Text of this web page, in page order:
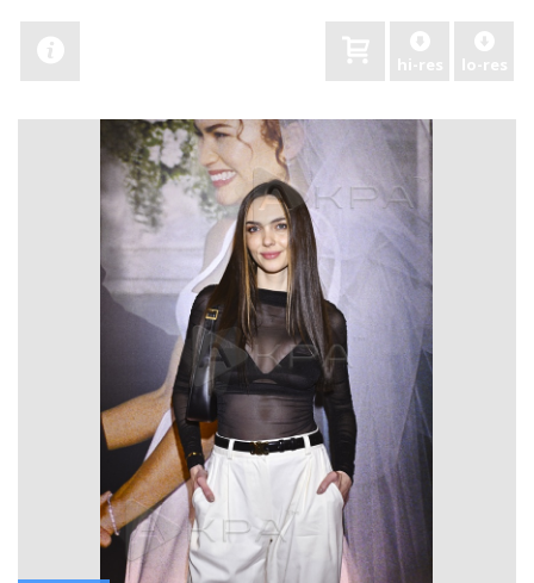
hi-res lo-res